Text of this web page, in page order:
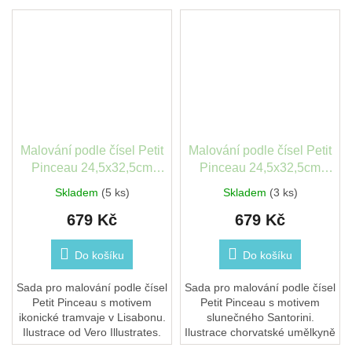
Malování podle čísel Petit
Pinceau 24,5x32,5cm
Skladem (5 ks)
679 Kč
Do košíku
Sada pro malování podle čísel
Petit Pinceau s motivem
ikonické tramvaje v Lisabonu.
Ilustrace od Vero Illustrates.
Formát 24,5 × 32,5 cm.
Malování podle čísel Petit
Pinceau 24,5x32,5cm
Skladem (3 ks)
679 Kč
Do košíku
Sada pro malování podle čísel
Petit Pinceau s motivem
slunečného Santorini.
Ilustrace chorvatské umělkyně
Maji Tomljanovic. Formát 24,5